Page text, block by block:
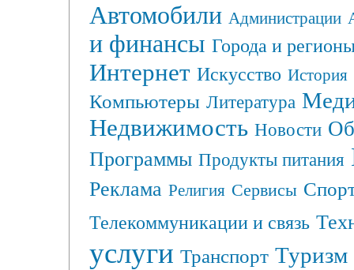
Автомобили Администрации
и финансы Города и
Интернет Искусство История
Компьютеры Литература
Недвижимость Новости
Программы Продукты питания
Реклама Религия Сервисы
Телекоммуникации и связь
услуги Транспорт Туризм